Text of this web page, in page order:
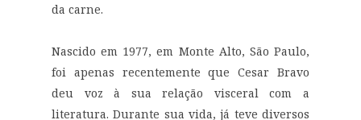
da carne.
Nascido em 1977, em Monte Alto, São Paulo,
foi apenas recentemente que Cesar Bravo
deu voz à sua relação visceral com a
literatura. Durante sua vida, já teve diversos